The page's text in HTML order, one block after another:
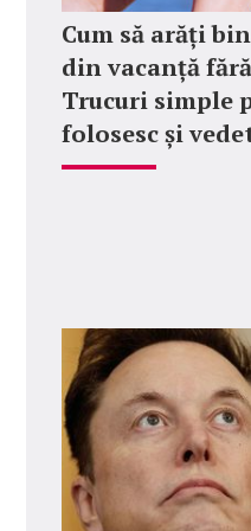
Cum să arăți
din vacanță
Trucuri simple
folosesc și